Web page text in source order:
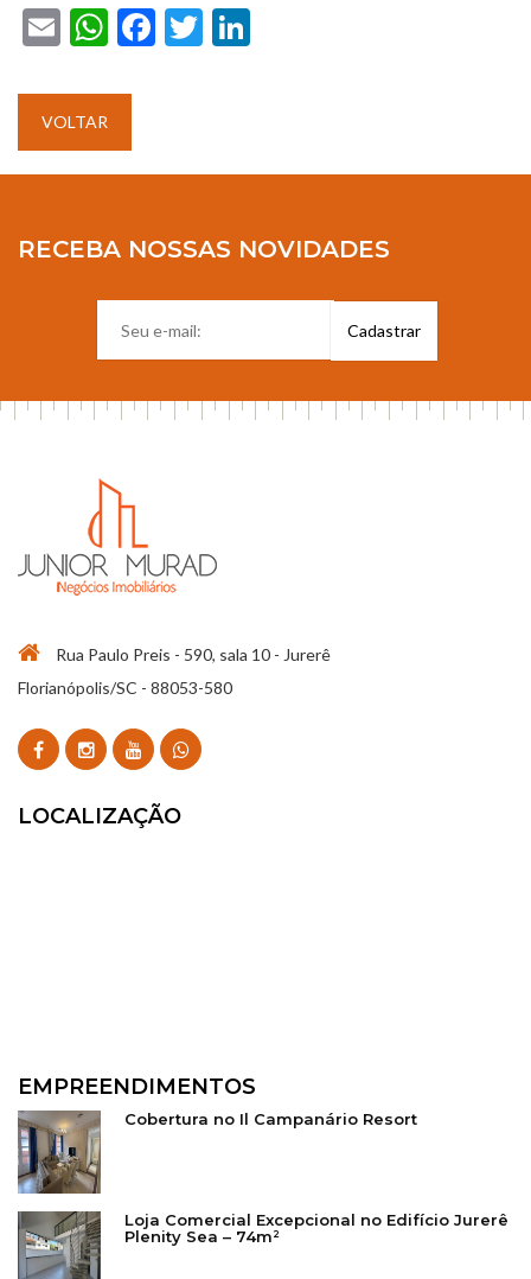
EmailWhatsApp
Facebook
Twitter
VOLTAR
RECEBA NOSSAS NOVIDADES
Rua Paulo Preis - 590, sala 10 - Jurerê
Florianópolis/SC - 88053-580
LOCALIZAÇÃO
EMPREENDIMENTOS
Cobertura no Il Campanário Resort
Loja Comercial Excepcional no Edifício Jurerê
Plenity Sea – 74m²